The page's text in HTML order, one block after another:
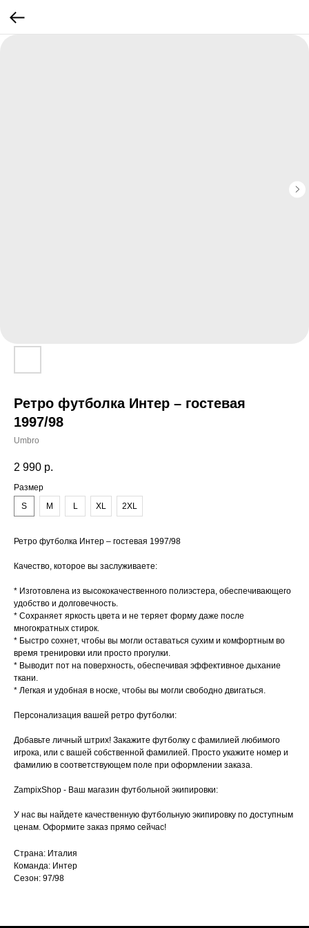
Ретро футболка Интер – гостевая
1997/98
Umbro
2 990 р.
Размер
S
M L XL 2XL
Ретро футболка Интер – гостевая 1997/98
Качество, которое вы заслуживаете:
* Изготовлена из высококачественного полиэстера, обеспечивающего
удобство и долговечность.
* Сохраняет яркость цвета и не теряет форму даже после
многократных стирок.
* Быстро сохнет, чтобы вы могли оставаться сухим и комфортным во
время тренировки или просто прогулки.
* Выводит пот на поверхность, обеспечивая эффективное дыхание
ткани.
* Легкая и удобная в носке, чтобы вы могли свободно двигаться.
Персонализация вашей ретро футболки:
Добавьте личный штрих! Закажите футболку с фамилией любимого
игрока, или с вашей собственной фамилией. Просто укажите номер и
фамилию в соответствующем поле при оформлении заказа.
ZampixShop - Ваш магазин футбольной экипировки:
У нас вы найдете качественную футбольную экипировку по доступным
ценам. Оформите заказ прямо сейчас!
Страна: Италия
Команда: Интер
Сезон: 97/98